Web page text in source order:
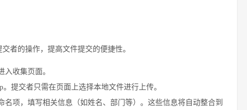
者的操作，提高文件提交的便捷性。
收集页面。
提交者只需在页面上选择本地文件进行上传。
项，填写相关信息（如姓名、部门等）。这些信息将自动整合到